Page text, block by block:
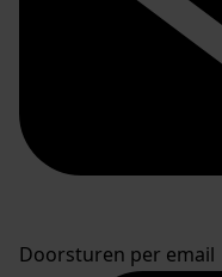
Doorsturen per email